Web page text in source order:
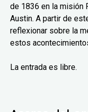
de 1836 en la misión
Austin. A partir de
reflexionar sobre la
estos
La entrada es libre.